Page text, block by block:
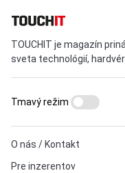
TOUCHIT je magazín
sveta technológií,
O nás / Kontakt
Pre inzerentov
Tmavý režim